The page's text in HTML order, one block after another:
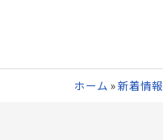
ホーム »新着情報